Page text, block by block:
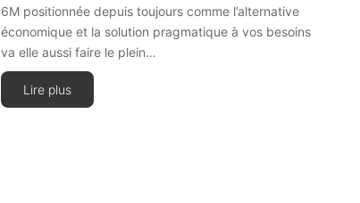
6M positionnée depuis toujours comme l’alternative
économique et la solution pragmatique à vos besoins
va elle aussi faire le plein…
Lire plus